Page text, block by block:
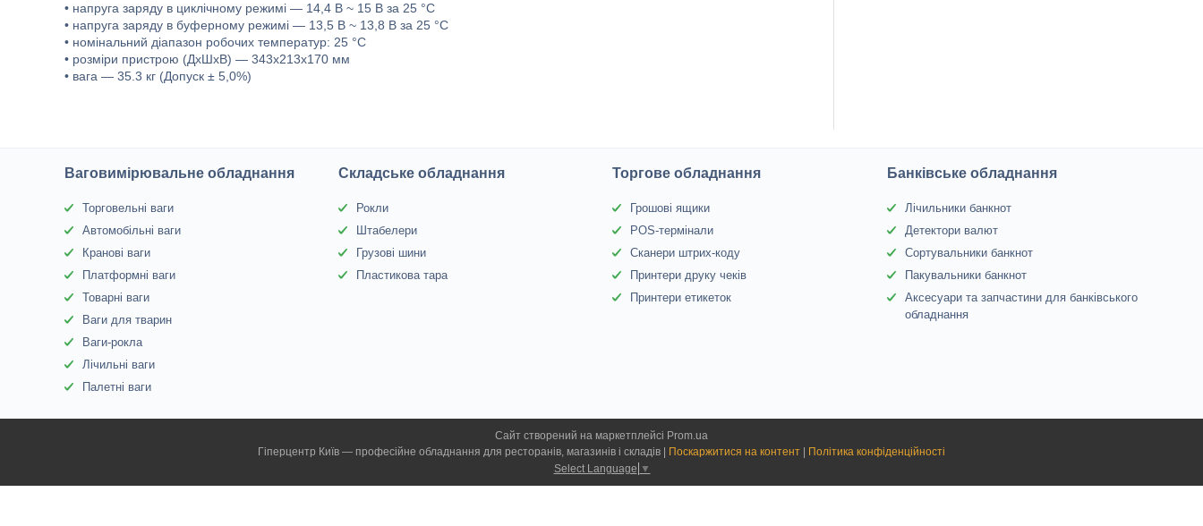
• напруга заряду в циклічному режимі — 14,4 В ~ 15 В за 25 °C
• напруга заряду в буферному режимі — 13,5 В ~ 13,8 В за 25 °C
• номінальний діапазон робочих температур: 25 °C
• розміри пристрою (ДхШхВ) — 343x213x170 мм
• вага — 35.3 кг (Допуск ± 5,0%)
Ваговимірювальне обладнання
Торговельні ваги
Автомобільні ваги
Кранові ваги
Платформні ваги
Товарні ваги
Ваги для тварин
Ваги-рокла
Лічильні ваги
Палетні ваги
Складське обладнання
Рокли
Штабелери
Грузові шини
Пластикова тара
Торгове обладнання
Грошові ящики
POS-термінали
Сканери штрих-коду
Принтери друку чеків
Принтери етикеток
Банківське обладнання
Лічильники банкнот
Детектори валют
Сортувальники банкнот
Пакувальники банкнот
Аксесуари та запчастини для банківського
обладнання
Сайт створений на маркетплейсі Prom.ua
Поскаржитися на контент
Політика конфіденційності
Select Language ▼